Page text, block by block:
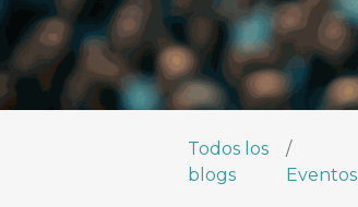
Todos los
blogs
Eventos